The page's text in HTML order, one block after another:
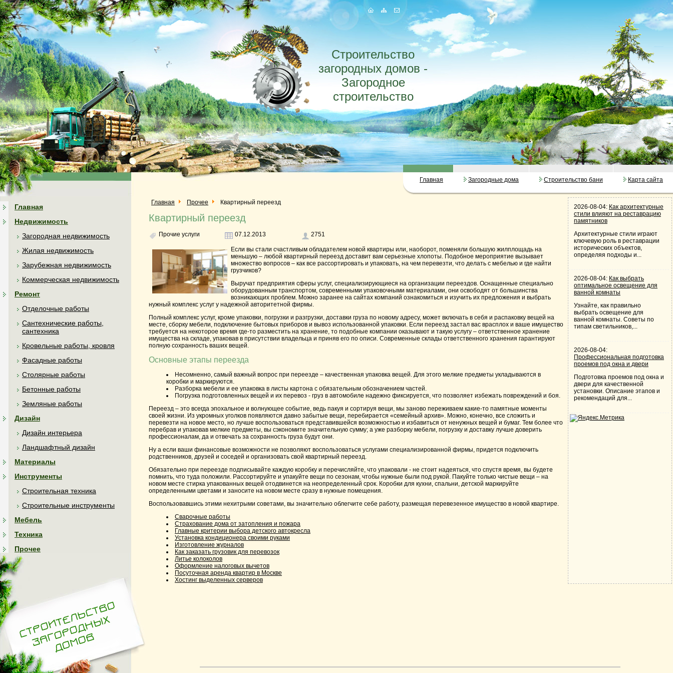
Строительство
загородных домов -
Загородное
строительство
Главная Загородные дома Строительство бани Карта сайта
Главная
Недвижимость
Загородная недвижимость
Жилая недвижимость
Зарубежная недвижимость
Коммерческая недвижимость
Ремонт
Отделочные работы
Сантехнические работы,
сантехника
Кровельные работы, кровля
Фасадные работы
Столярные работы
Бетонные работы
Земляные работы
Дизайн
Дизайн интерьера
Ландшафтный дизайн
Материалы
Инструменты
Строительная техника
Строительные инструменты
Мебель
Техника
Прочее
Главная Прочее Квартирный переезд
Квартирный переезд
Прочие услуги 07.12.2013 2751
Если вы стали счастливым обладателем новой квартиры или, наоборот, поменяли большую жилплощадь на
меньшую – любой квартирный переезд доставит вам серьезные хлопоты. Подобное мероприятие вызывает
множество вопросов – как все рассортировать и упаковать, на чем перевезти, что делать с мебелью и где найти
грузчиков?
Выручат предприятия сферы услуг, специализирующиеся на организации переездов. Оснащенные специально
оборудованным транспортом, современными упаковочными материалами, они освободят от большинства
возникающих проблем. Можно заранее на сайтах компаний ознакомиться и изучить их предложения и выбрать
нужный комплекс услуг у надежной авторитетной фирмы.
Полный комплекс услуг, кроме упаковки, погрузки и разгрузки, доставки груза по новому адресу, может включать в себя и распаковку вещей на
месте, сборку мебели, подключение бытовых приборов и вывоз использованной упаковки. Если переезд застал вас врасплох и ваше имущество
требуется на некоторое время где-то разместить на хранение, то подобные компании оказывают и такую услугу – ответственное хранение
имущества на складе, упаковав в присутствии владельца и приняв его по описи. Современные склады ответственного хранения гарантируют
полную сохранность ваших вещей.
Основные этапы переезда
Несомненно, самый важный вопрос при переезде – качественная упаковка вещей. Для этого мелкие предметы укладываются в
коробки и маркируются.
Разборка мебели и ее упаковка в листы картона с обязательным обозначением частей.
Погрузка подготовленных вещей и их перевоз - груз в автомобиле надежно фиксируется, что позволяет избежать повреждений и боя.
Переезд – это всегда эпохальное и волнующее событие, ведь пакуя и сортируя вещи, мы заново переживаем какие-то памятные моменты
своей жизни. Из укромных уголков появляются давно забытые вещи, перебирается «семейный архив». Можно, конечно, все сложить и
перевезти на новое место, но лучше воспользоваться представившейся возможностью и избавиться от ненужных вещей и бумаг. Тем более что
перебрав и упаковав мелкие предметы, вы сэкономите значительную сумму; а уже разборку мебели, погрузку и доставку лучше доверить
профессионалам, да и отвечать за сохранность груза будут они.
Ну а если ваши финансовые возможности не позволяют воспользоваться услугами специализированной фирмы, придется подключить
родственников, друзей и соседей и организовать свой квартирный переезд.
Обязательно при переезде подписывайте каждую коробку и перечисляйте, что упаковали - не стоит надеяться, что спустя время, вы будете
помнить, что туда положили. Рассортируйте и упакуйте вещи по сезонам, чтобы нужные были под рукой. Пакуйте только чистые вещи – на
новом месте стирка упакованных вещей отодвинется на неопределенный срок. Коробки для кухни, спальни, детской маркируйте
определенными цветами и заносите на новом месте сразу в нужные помещения.
Воспользовавшись этими нехитрыми советами, вы значительно облегчите себе работу, размещая перевезенное имущество в новой квартире.
Сварочные работы
Страхование дома от затопления и пожара
Главные критерии выбора детского автокресла
Установка кондиционера своими руками
Изготовление журналов
Как заказать грузовик для перевозок
Литье колоколов
Оформление налоговых вычетов
Посуточная аренда квартир в Москве
Хостинг выделенных серверов
2026-08-04: Как архитектурные
стили влияют на реставрацию
памятников
Архитектурные стили играют
ключевую роль в реставрации
исторических объектов,
определяя подходы и...
2026-08-04: Как выбрать
оптимальное освещение для
ванной комнаты
Узнайте, как правильно
выбрать освещение для
ванной комнаты. Советы по
типам светильников,...
2026-08-04:
Профессиональная подготовка
проемов под окна и двери
Подготовка проемов под окна и
двери для качественной
установки. Описание этапов и
рекомендаций для...